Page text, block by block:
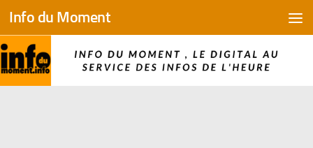
Skip to content
Info du Moment